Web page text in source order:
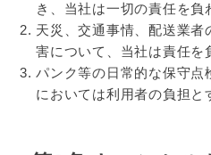
き、当社は一切の責任を負
天災、交通事情、配送業者
害について、当社は責任を
パンク等の日常的な保守点
においては利用者の負担と